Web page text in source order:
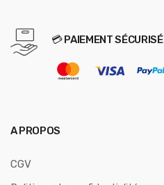
💳 PAIEMENT SÉCURISÉ
A PROPOS
CGV